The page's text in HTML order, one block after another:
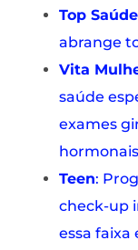
Top Saúde
abrange
Vita
saúde
exames
Teen:
check-up
essa faixa